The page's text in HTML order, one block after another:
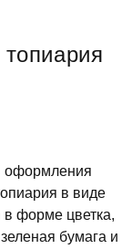
оформления
в виде
в форме цветка,
бумага и